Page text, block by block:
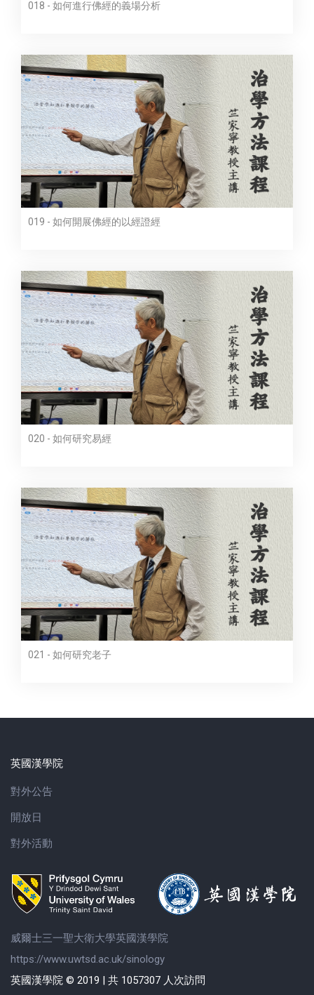
018 - 如何進行佛經的義場分析
019 - 如何開展佛經的以經證經
020 - 如何研究易經
021 - 如何研究老子
威爾士三一聖大衛大學英國漢學院
https://www.uwtsd.ac.uk/sinology
英國漢學院 © 2019 | 共 1057307 人次訪問
英國漢學院
對外公告
開放日
對外活動